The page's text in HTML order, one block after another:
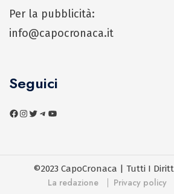
Per la pubblicità:
info@capocronaca.it
Seguici
©2023 CapoCronaca | Tutti I
La redazione Privacy policy